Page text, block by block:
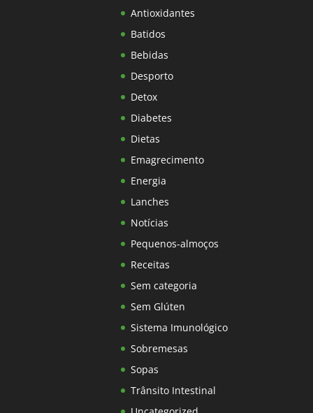
Antioxidantes
Batidos
Bebidas
Desporto
Detox
Diabetes
Dietas
Emagrecimento
Energia
Lanches
Notícias
Pequenos-almoços
Receitas
Sem categoria
Sem Glúten
Sistema Imunológico
Sobremesas
Sopas
Trânsito Intestinal